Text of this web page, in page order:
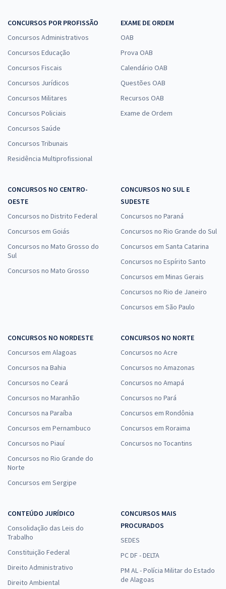
CONCURSOS POR PROFISSÃO
Concursos Administrativos
Concursos Educação
Concursos Fiscais
Concursos Jurídicos
Concursos Militares
Concursos Policiais
Concursos Saúde
Concursos Tribunais
Residência Multiprofissional
EXAME DE ORDEM
OAB
Prova OAB
Calendário OAB
Questões OAB
Recursos OAB
Exame de Ordem
CONCURSOS NO CENTRO-
OESTE
Concursos no Distrito Federal
Concursos em Goiás
Concursos no Mato Grosso do
Sul
Concursos no Mato Grosso
CONCURSOS NO SUL E
SUDESTE
Concursos no Paraná
Concursos no Rio Grande do Sul
Concursos em Santa Catarina
Concursos no Espírito Santo
Concursos em Minas Gerais
Concursos no Rio de Janeiro
Concursos em São Paulo
CONCURSOS NO NORDESTE
Concursos em Alagoas
Concursos na Bahia
Concursos no Ceará
Concursos no Maranhão
Concursos na Paraíba
Concursos em Pernambuco
Concursos no Piauí
Concursos no Rio Grande do
Norte
Concursos em Sergipe
CONCURSOS NO NORTE
Concursos no Acre
Concursos no Amazonas
Concursos no Amapá
Concursos no Pará
Concursos em Rondônia
Concursos em Roraima
Concursos no Tocantins
CONTEÚDO JURÍDICO
Consolidação das Leis do
Trabalho
Constituição Federal
Direito Administrativo
Direito Ambiental
CONCURSOS MAIS
PROCURADOS
SEDES
PC DF - DELTA
PM AL - Polícia Militar do Estado
de Alagoas